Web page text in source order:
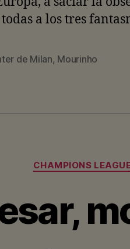
a los tres
de Milan, Mourinho
CHAMPIONS